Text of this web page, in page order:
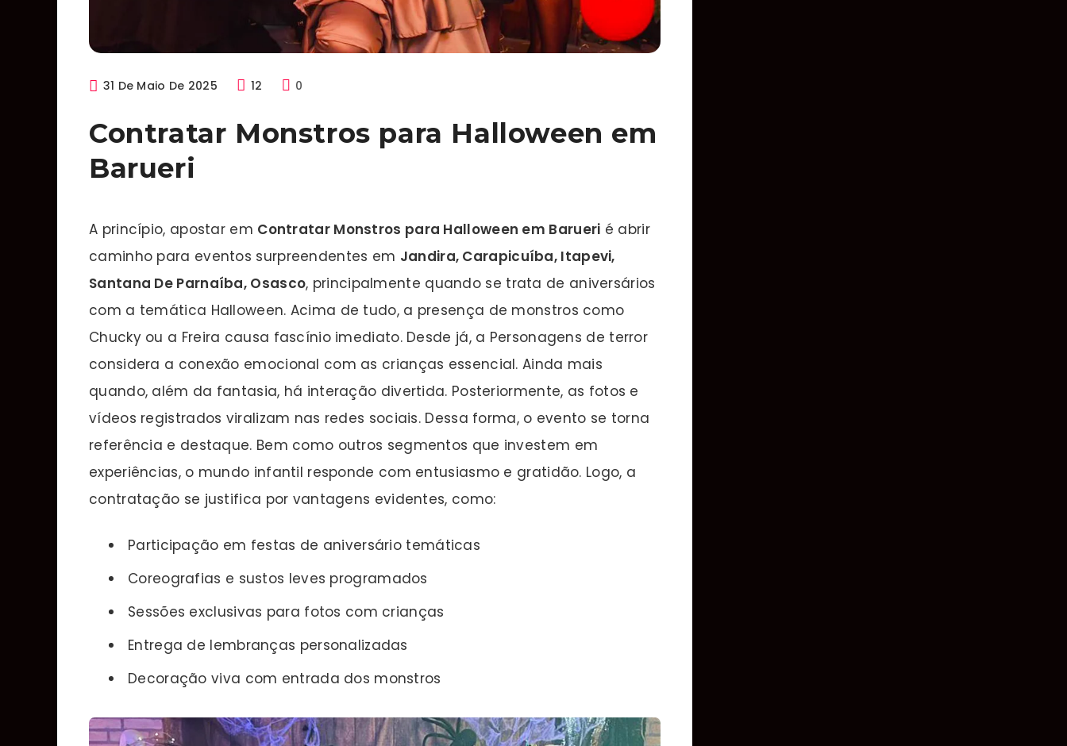
31 De Maio De 2025 12 0
Contratar Monstros para Halloween em
Barueri
A princípio, apostar em Contratar Monstros para Halloween em Barueri é abrir
caminho para eventos surpreendentes em Jandira, Carapicuíba, Itapevi,
Santana De Parnaíba, Osasco, principalmente quando se trata de aniversários
com a temática Halloween. Acima de tudo, a presença de monstros como
Chucky ou a Freira causa fascínio imediato. Desde já, a Personagens de terror
considera a conexão emocional com as crianças essencial. Ainda mais
quando, além da fantasia, há interação divertida. Posteriormente, as fotos e
vídeos registrados viralizam nas redes sociais. Dessa forma, o evento se torna
referência e destaque. Bem como outros segmentos que investem em
experiências, o mundo infantil responde com entusiasmo e gratidão. Logo, a
contratação se justifica por vantagens evidentes, como:
Participação em festas de aniversário temáticas
Coreografias e sustos leves programados
Sessões exclusivas para fotos com crianças
Entrega de lembranças personalizadas
Decoração viva com entrada dos monstros